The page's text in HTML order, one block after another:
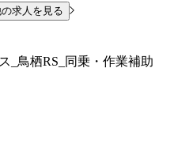
求人を見る
_鳥栖RS_同乗・作業補助